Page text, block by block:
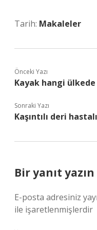
Tarih: Makaleler
Önceki Yazı
Kayak hangi ülkede
Sonraki Yazı
Kaşıntılı deri
Bir yanıt yazın
E-posta adresiniz
ile işaretlenmişlerdir